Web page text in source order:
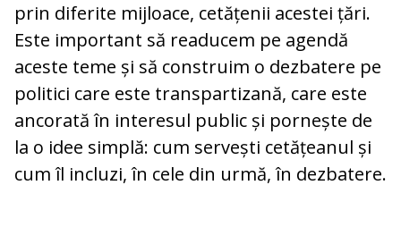
prin diferite mijloace, cetățenii acestei țări.
Este important să readucem pe agendă
aceste teme și să construim o dezbatere pe
politici care este transpartizană, care este
ancorată în interesul public și pornește de
la o idee simplă: cum servești cetățeanul și
cum îl incluzi, în cele din urmă, în dezbatere.